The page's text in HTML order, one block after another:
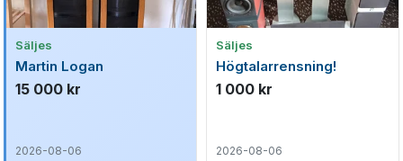
Säljes
Martin Logan
15 000 kr
2026-08-06
Säljes
Högtalarrensning!
1 000 kr
2026-08-06